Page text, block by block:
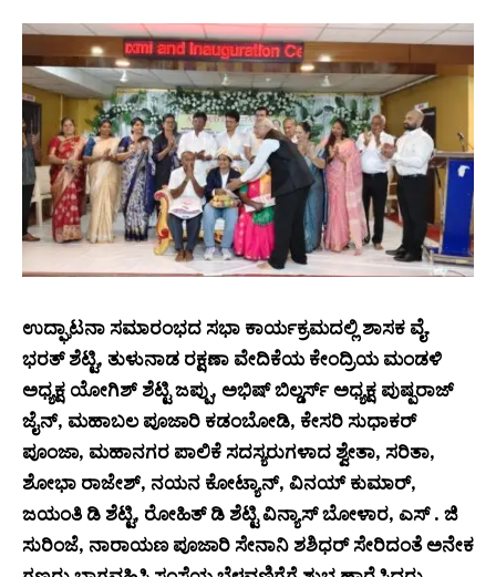
ಉದ್ಘಾಟನಾ ಸಮಾರಂಭದ ಸಭಾ ಕಾರ್ಯಕ್ರಮದಲ್ಲಿ ಶಾಸಕ ವೈ.
ಭರತ್ ಶೆಟ್ಟಿ, ತುಳುನಾಡ ರಕ್ಷಣಾ ವೇದಿಕೆಯ ಕೇಂದ್ರಿಯ ಮಂಡಳಿ
ಅಧ್ಯಕ್ಷ ಯೋಗಿಶ್ ಶೆಟ್ಟಿ ಜಪ್ಪು, ಅಭಿಷ್ ಬಿಲ್ಡರ್ಸ್ ಅಧ್ಯಕ್ಷ ಪುಷ್ಪರಾಜ್
ಜೈನ್, ಮಹಾಬಲ ಪೂಜಾರಿ ಕಡಂಬೋಡಿ, ಕೇಸರಿ ಸುಧಾಕರ್
ಪೂಂಜಾ, ಮಹಾನಗರ ಪಾಲಿಕೆ ಸದಸ್ಯರುಗಳಾದ ಶ್ವೇತಾ, ಸರಿತಾ,
ಶೋಭಾ ರಾಜೇಶ್, ನಯನ ಕೋಟ್ಯಾನ್, ವಿನಯ್ ಕುಮಾರ್,
ಜಯಂತಿ ಡಿ ಶೆಟ್ಟಿ, ರೋಹಿತ್ ಡಿ ಶೆಟ್ಟಿ ವಿನ್ಯಾಸ್ ಬೋಳಾರ, ಎ‌ಸ್ . ಜಿ
ಸುರಿಂಜೆ, ನಾರಾಯಣ ಪೂಜಾರಿ ಸೇನಾನಿ ಶಶಿಧರ್ ಸೇರಿದಂತೆ ಅನೇಕ